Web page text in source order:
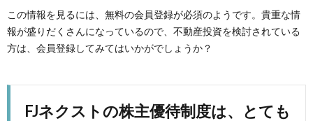
この情報を見るには、無料の会員登録が必須のようです。貴重な情
報が盛りだくさんになっているので、不動産投資を検討されている
方は、会員登録してみてはいかがでしょうか？
FJネクストの株主優待制度は、とても